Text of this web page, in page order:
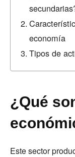
economía
Tipos de
¿Qué
Este sector